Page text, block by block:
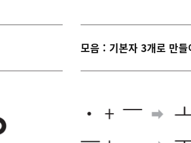
모음 : 기본자 3개로 만